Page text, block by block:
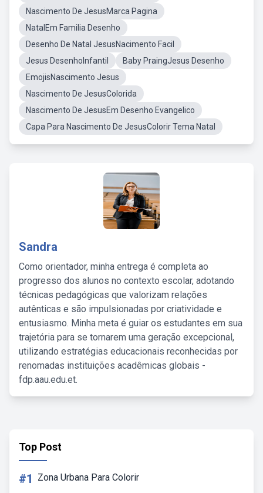
Nascimento De JesusMarca Pagina
NatalEm Familia Desenho
Desenho De Natal JesusNacimento Facil
Jesus DesenhoInfantil
Baby PraingJesus Desenho
EmojisNascimento Jesus
Nascimento De JesusColorida
Nascimento De JesusEm Desenho Evangelico
Capa Para Nascimento De JesusColorir Tema Natal
Sandra
Como orientador, minha entrega é completa ao
progresso dos alunos no contexto escolar, adotando
técnicas pedagógicas que valorizam relações
autênticas e são impulsionadas por criatividade e
entusiasmo. Minha meta é guiar os estudantes em sua
trajetória para se tornarem uma geração excepcional,
utilizando estratégias educacionais reconhecidas por
renomadas instituições acadêmicas globais -
fdp.aau.edu.et.
Top Post
#1 Zona Urbana Para Colorir